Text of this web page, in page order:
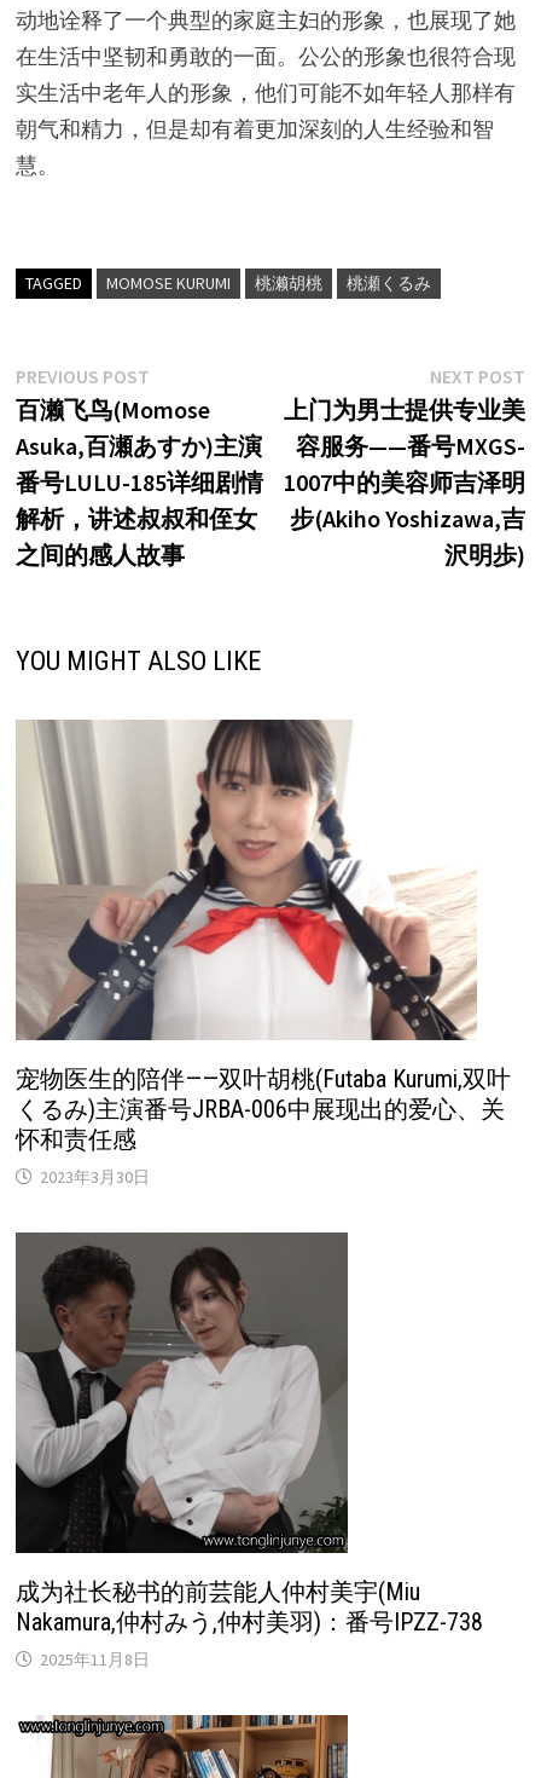
动地诠释了一个典型的家庭主妇的形象，也展现了她
在生活中坚韧和勇敢的一面。公公的形象也很符合现
实生活中老年人的形象，他们可能不如年轻人那样有
朝气和精力，但是却有着更加深刻的人生经验和智
慧。
TAGGED MOMOSE KURUMI 桃濑胡桃 桃瀬くるみ
文
章
导
航
PREVIOUS POSTPrevious
post:
百濑飞鸟(Momose
Asuka,百瀬あすか)主演
番号LULU-185详细剧情
解析，讲述叔叔和侄女
之间的感人故事
NEXT POST
上门为男士提供专业美
容服务——番号MXGS-
1007中的美容师吉泽明
步(Akiho Yoshizawa,吉
沢明歩)
YOU MIGHT ALSO LIKE
宠物医生的陪伴——双叶胡桃(Futaba Kurumi,双叶
くるみ)主演番号JRBA-006中展现出的爱心、关
怀和责任感
2023年3月30日
成为社长秘书的前芸能人仲村美宇(Miu
Nakamura,仲村みう,仲村美羽)：番号IPZZ-738
2025年11月8日